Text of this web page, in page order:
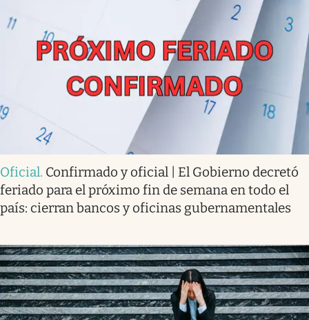
Oficial. Confirmado y oficial | El Gobierno decretó
feriado para el próximo fin de semana en todo el
país: cierran bancos y oficinas gubernamentales